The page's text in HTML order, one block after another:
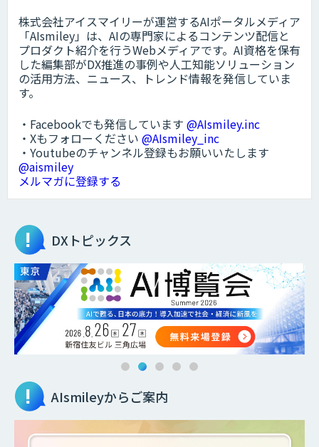
株式会社アイスマイリーが運営するAIポータルメディア
「AIsmiley」は、AIの専門家によるコンテンツ配信と
プロダクト紹介を行うWebメディアです。AI資格を保有
した編集部がDX推進の事例や人工知能ソリューション
の活用方法、ニュース、トレンド情報を発信していま
す。
・Facebookでも発信しています @AIsmiley.inc
・Xもフォローください @AIsmiley_inc
・Youtubeのチャンネル登録もお願いいたします
@aismiley
メルマガに登録する
DXトピックス
AIsmileyからご案内